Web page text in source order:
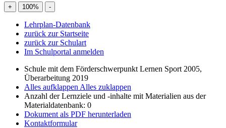
+ 100% -
Lehrplan-Datenbank
zurück zur Startseite
zurück zur Schulart
Im Schulportal anmelden
Schule mit dem Förderschwerpunkt Lernen Sport 2005,
Überarbeitung 2019
Alles aufklappen Alles zuklappen
Anzahl der Lernziele und -inhalte mit Materialien aus der
Materialdatenbank: 0
Dokument als PDF herunterladen
Kontaktformular